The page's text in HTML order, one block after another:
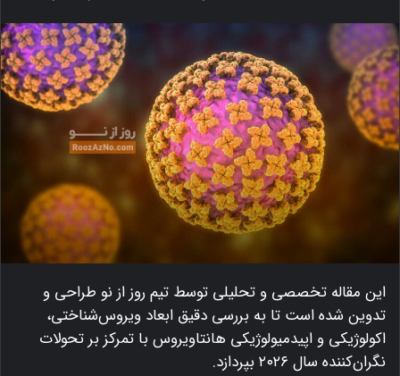
این مقاله تخصصی و تحلیلی توسط تیم روز از نو طراحی و
تدوین شده است تا به بررسی دقیق ابعاد ویروس‌شناختی،
اکولوژیکی و اپیدمیولوژیکی هانتاویروس با تمرکز بر تحولات
نگران‌کننده سال ۲۰۲۶ بپردازد.